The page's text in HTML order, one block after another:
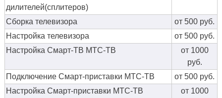
дилителей(сплитеров)
Сборка телевизора
от 500 руб.
Настройка телевизора
от 500 руб.
Настройка Смарт-ТВ МТС-ТВ
от 1000
руб.
Подключение Смарт-приставки МТС-ТВ
от 500 руб.
Настройка Смарт-приставки МТС-ТВ
от 1000